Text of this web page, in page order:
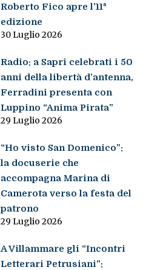
Roberto Fico apre l’11ª
edizione
30 Luglio 2026
Radio: a Sapri celebrati i 50
anni della libertà d’antenna,
Ferradini presenta con
Luppino “Anima Pirata”
29 Luglio 2026
“Ho visto San Domenico”:
la docuserie che
accompagna Marina di
Camerota verso la festa del
patrono
29 Luglio 2026
A Villammare gli “Incontri
Letterari Petrusiani”: